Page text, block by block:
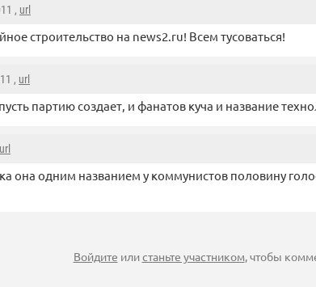
, url
строительство на news2.ru! Всем тусоваться!
, url
партию создает, и фанатов куча и название
url
она одним названием у коммунистов половину
Войдите илистаньте участником, чтобы